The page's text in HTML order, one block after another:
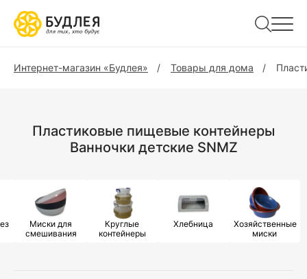
Интернет-магазин «Будлея» Товары для дома
Пластиковые пищевые контейнеры
Ванночки детские SNMZ
Миски для
смешивания
Круглые
контейнеры
Хлебница
Хозяйственные
миски